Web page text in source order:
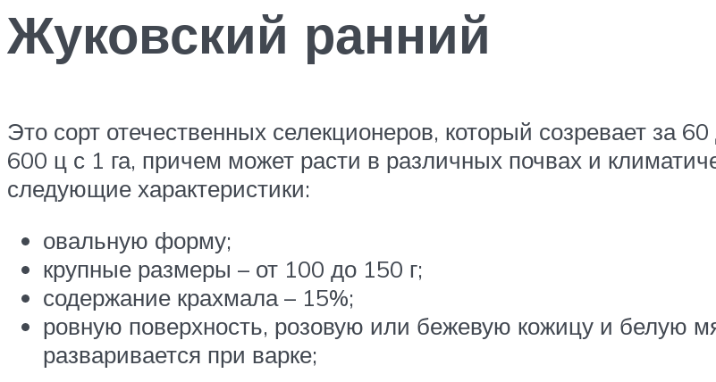
Жуковский ранний
Это сорт отечественных селекционеров, который созревает за
600 ц с 1 га, причем может расти в различных почвах и
следующие характеристики:
овальную форму;
крупные размеры – от 100 до 150 г;
содержание крахмала – 15%;
ровную поверхность, розовую или бежевую кожицу и белую
разваривается при варке;